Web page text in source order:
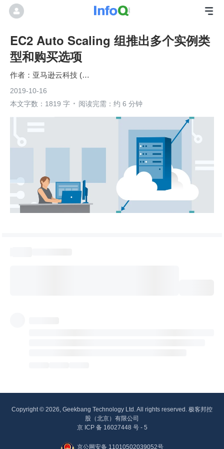
EC2 Auto Scaling 组推出多个实例类
型和购买选项
亚马逊云科技 (Amazon Web Services）
2019-10-16
本文字数：1819 字
阅读完需：约 6 分钟
Copyright © 2026, Geekbang Technology Ltd. All rights reserved. 极客邦控
股（北京）有限公司
京 ICP 备 16027448 号 - 5
京公网安备 11010502039052号